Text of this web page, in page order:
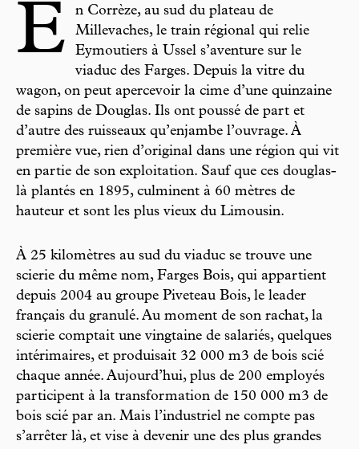
E
n Corrèze, au sud du plateau de
Millevaches, le train régional qui relie
Eymoutiers à Ussel s’aventure sur le
viaduc des Farges. Depuis la vitre du
wagon, on peut apercevoir la cime d’une quinzaine
de sapins de Douglas. Ils ont poussé de part et
d’autre des ruisseaux qu’enjambe l’ouvrage. À
première vue, rien d’original dans une région qui vit
en partie de son exploitation. Sauf que ces douglas-
là plantés en 1895, culminent à 60 mètres de
hauteur et sont les plus vieux du Limousin.
À 25 kilomètres au sud du viaduc se trouve une
scierie du même nom, Farges Bois, qui appartient
depuis 2004 au groupe Piveteau Bois, le leader
français du granulé. Au moment de son rachat, la
scierie comptait une vingtaine de salariés, quelques
intérimaires, et produisait 32 000 m3 de bois scié
chaque année. Aujourd’hui, plus de 200 employés
participent à la transformation de 150 000 m3 de
bois scié par an. Mais l’industriel ne compte pas
s’arrêter là, et vise à devenir une des plus grandes